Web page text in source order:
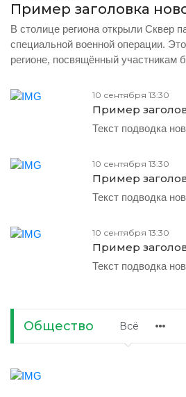
Пример заголовка
В столице региона открыли Сквер
специальной военной операции.
регионе, посвящённый участникам
10 сентября 13:30
Пример
Текст подводка
10 сентября 13:30
Пример
Текст подводка
10 сентября 13:30
Пример
Текст подводка
Общество Всё